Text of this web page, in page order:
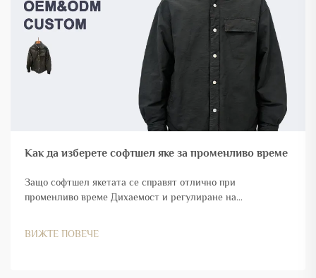
Как да изберете софтшел яке за променливо време
Защо софтшел якетата се справят отлично при
променливо време Дихаемост и регулиране на
ВИЖТЕ ПОВЕЧЕ